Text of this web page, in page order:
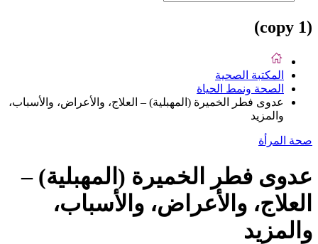
(copy 1)
المكتبة الصحية
الصحة ونمط الحياة
عدوى فطر الخميرة (المهبلية) – العلاج، والأعراض، والأسباب،
والمزيد
صحة المرأة
عدوى فطر الخميرة (المهبلية) –
العلاج، والأعراض، والأسباب،
والمزيد